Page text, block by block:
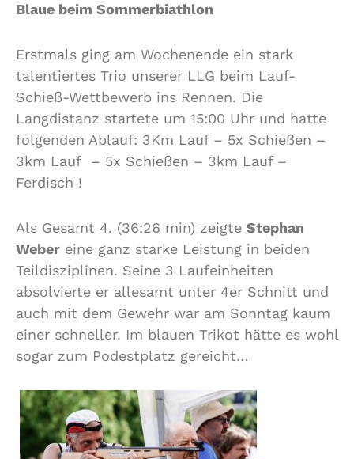
Blaue beim Sommerbiathlon
Erstmals ging am Wochenende ein stark
talentiertes Trio unserer LLG beim Lauf-
Schieß-Wettbewerb ins Rennen. Die
Langdistanz startete um 15:00 Uhr und hatte
folgenden Ablauf: 3Km Lauf – 5x Schießen –
3km Lauf – 5x Schießen – 3km Lauf –
Ferdisch !
Als Gesamt 4. (36:26 min) zeigte Stephan
Weber eine ganz starke Leistung in beiden
Teildisziplinen. Seine 3 Laufeinheiten
absolvierte er allesamt unter 4er Schnitt und
auch mit dem Gewehr war am Sonntag kaum
einer schneller. Im blauen Trikot hätte es wohl
sogar zum Podestplatz gereicht…